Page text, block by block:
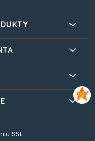
SSL